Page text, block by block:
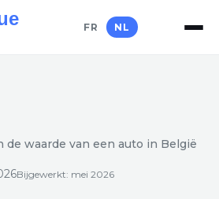
FR NL
de waarde van een auto in België
Bijgewerkt: mei 2026